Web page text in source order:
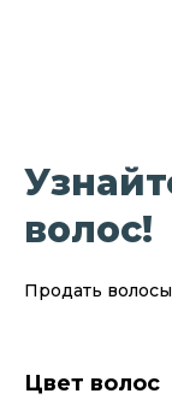
волос!
Продать
Цвет волос